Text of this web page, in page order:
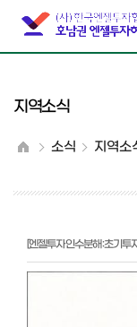
지역소식
소식 지역소
[엔젤투자 인수분해 : 초기